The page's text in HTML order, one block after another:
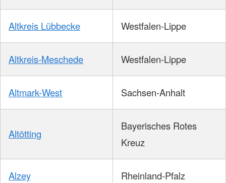
Altkreis Lübbecke Westfalen-Lippe
Altkreis-Meschede Westfalen-Lippe
Altmark-West Sachsen-Anhalt
Altötting
Bayerisches Rotes
Kreuz
Alzey Rheinland-Pfalz